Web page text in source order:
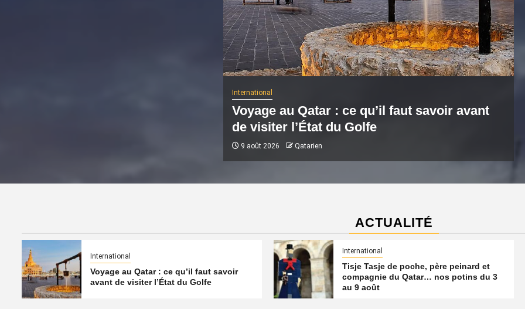
International
Voyage au Qatar : ce qu’il faut savoir avant
de visiter l’État du Golfe
9 août 2026 Qatarien
ACTUALITÉ
International
Voyage au Qatar : ce qu’il faut savoir
avant de visiter l’État du Golfe
International
Tisje Tasje de poche, père peinard et
compagnie du Qatar… nos potins du 3
au 9 août